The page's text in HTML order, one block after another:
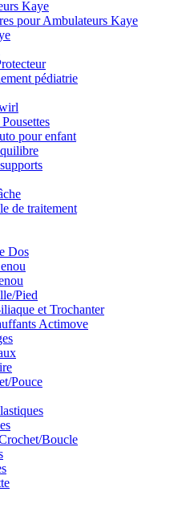
Kaye
pour Ambulateurs Kaye
pédiatrie
pour enfant
de traitement
Dos
Pied
et Trochanter
Actimove
Pouce
Boucle